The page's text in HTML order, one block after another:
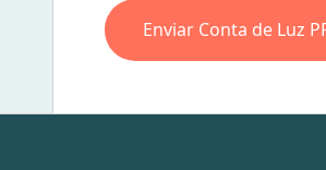
Enviar Conta de Luz